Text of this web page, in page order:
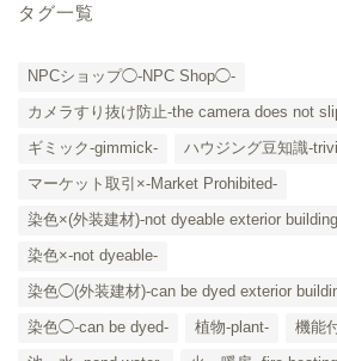
タグ一覧
NPCショップ◯-NPC Shop◯-
カメラすり抜け防止-the camera does not
ギミック-gimmick-
ハウジング豆知識-
マーケット取引×-Market Prohibited-
染色×(外装建材)-not dyeable exterior
染色×-not dyeable-
染色◯(外装建材)-can be dyed exterior
染色◯-can be dyed-
植物-plant-
機能